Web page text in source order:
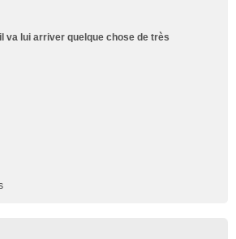
va lui arriver quelque chose de très